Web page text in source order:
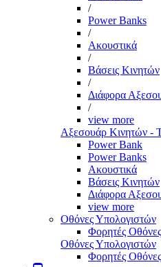
/
Power Banks
/
Ακουστικά
/
Βάσεις Κινητών
/
Διάφορα
/
view more
Αξεσουάρ Κινητών -
Power Bank
Power Banks
Ακουστικά
Βάσεις Κινητών
Διάφορα
view more
Οθόνες Υπολογιστών
Φορητές Οθόνες
Οθόνες Υπολογιστών
Φορητές Οθόνες